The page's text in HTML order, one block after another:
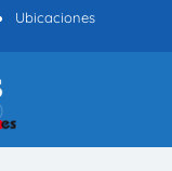
Ubicaciones